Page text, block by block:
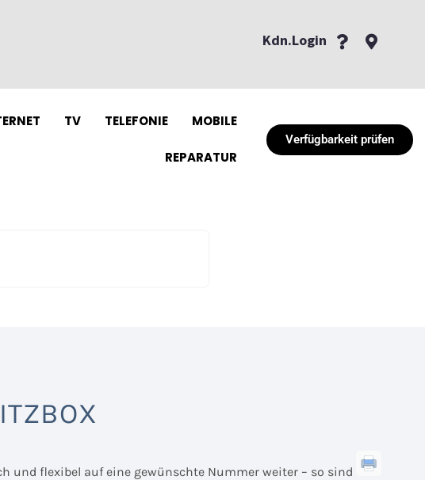
Kdn.Login
TV TELEFONIE MOBILE
REPARATUR
Verfügbarkeit prüfen
und flexibel auf eine gewünschte Nummer weiter – so sind